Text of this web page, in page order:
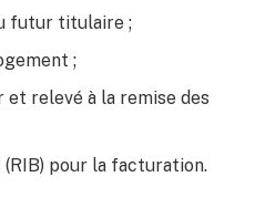
futur titulaire ;
;
relevé à la remise des
pour la facturation.